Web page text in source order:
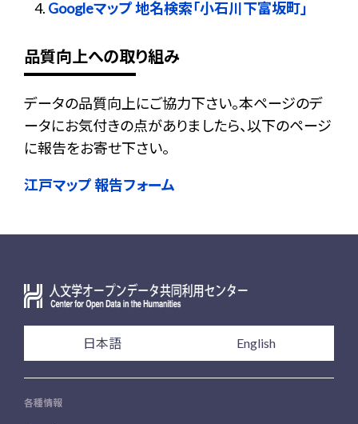
Googleマップ 地名検索「小石川下富坂町」
品質向上への取り組み
データの品質向上にご協力下さい。本ページのデ
ータにお気付きの点がありましたら、以下のページ
に報告をお寄せ下さい。
江戸マップ 報告フォーム
日本語 English
各種情報